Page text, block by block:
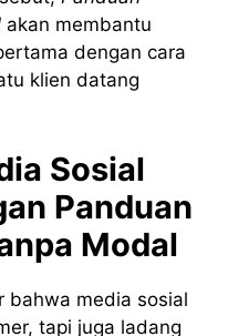
akan membantu
dengan cara
klien datang
Sosial
Panduan
Modal
bahwa media sosial
tapi juga ladang